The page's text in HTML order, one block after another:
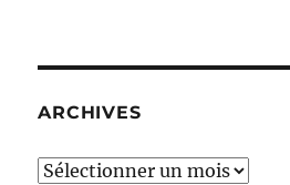
ARCHIVES
Archives